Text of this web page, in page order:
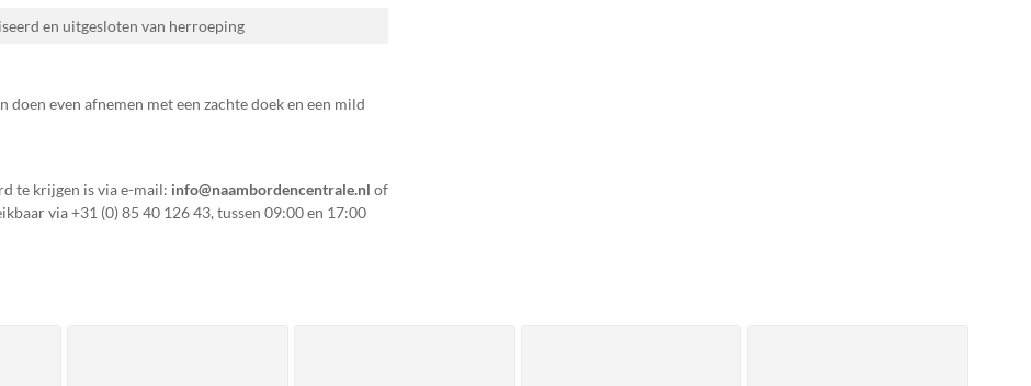
en uitgesloten van herroeping
even afnemen met een zachte doek en een mild
te krijgen is via e-mail: info@naambordencentrale.nl of
via+31 (0) 85 40 126 43, tussen 09:00 en 17:00